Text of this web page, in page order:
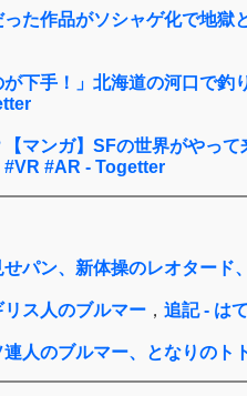
た作品がソシャゲ化で地
が下手！」北海道の河口で
マンガ】SFの世界がやっ
#VR #AR - Togetter
パン、新体操のレオタード
リス人のブルマー ， 追記 - は
連人のブルマー、となりのト